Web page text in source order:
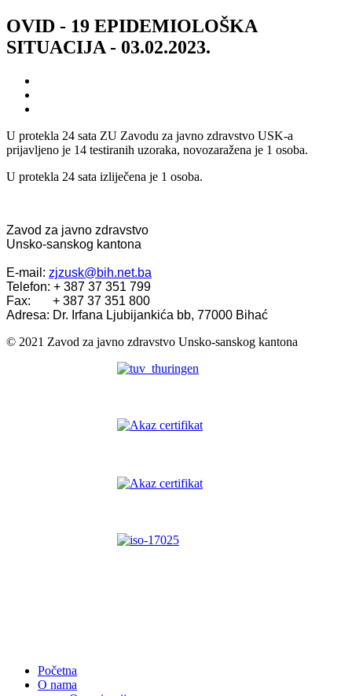
OVID - 19 EPIDEMIOLOŠKA
SITUACIJA - 03.02.2023.
U protekla 24 sata ZU Zavodu za javno zdravstvo USK-a
prijavljeno je 14 testiranih uzoraka, novozaražena je 1 osoba.
U protekla 24 sata izliječena je 1 osoba.
Zavod za javno zdravstvo
Unsko-sanskog kantona
E-mail: zjzusk@bih.net.ba
Telefon: + 387 37 351 799
Fax: + 387 37 351 800
Adresa: Dr. Irfana Ljubijankića bb, 77000 Bihać
© 2021 Zavod za javno zdravstvo Unsko-sanskog kantona
Početna
O nama